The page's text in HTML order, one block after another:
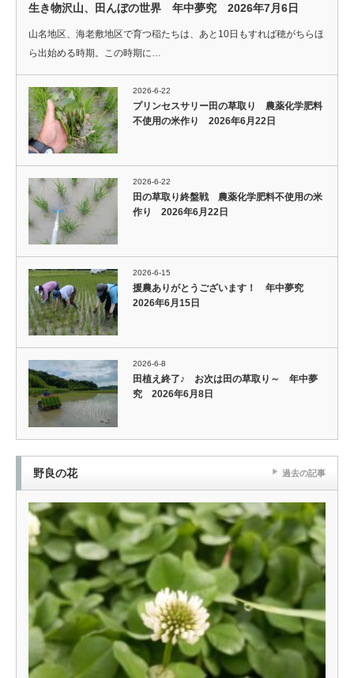
生き物沢山、田んぼの世界 年中夢究 2026年7月6日
山名地区、海老敷地区で育つ稲たちは、あと10日もすれば穂がちらほ
ら出始める時期。この時期に…
2026-6-22
プリンセスサリー田の草取り 農薬化学肥料
不使用の米作り 2026年6月22日
2026-6-22
田の草取り終盤戦 農薬化学肥料不使用の米
作り 2026年6月22日
2026-6-15
援農ありがとうございます！ 年中夢究
2026年6月15日
2026-6-8
田植え終了♪ お次は田の草取り～ 年中夢
究 2026年6月8日
野良の花 過去の記事